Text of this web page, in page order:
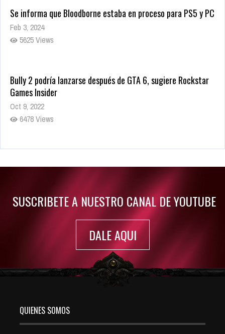
Se informa que Bloodborne estaba en proceso para PS5 y PC
Feb 3, 2024
5625 Views
Bully 2 podría lanzarse después de GTA 6, sugiere Rockstar
Games Insider
Oct 9, 2022
6478 Views
Rumor: Se filtran los primeros detalles de Resident Evil 9
SUSCRIBETE A NUESTRO CANAL DE YOUTUBE
DALE AQUI
QUIENES SOMOS